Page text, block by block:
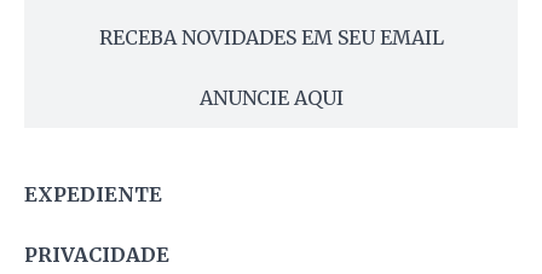
RECEBA NOVIDADES EM SEU EMAIL
ANUNCIE AQUI
EXPEDIENTE
PRIVACIDADE